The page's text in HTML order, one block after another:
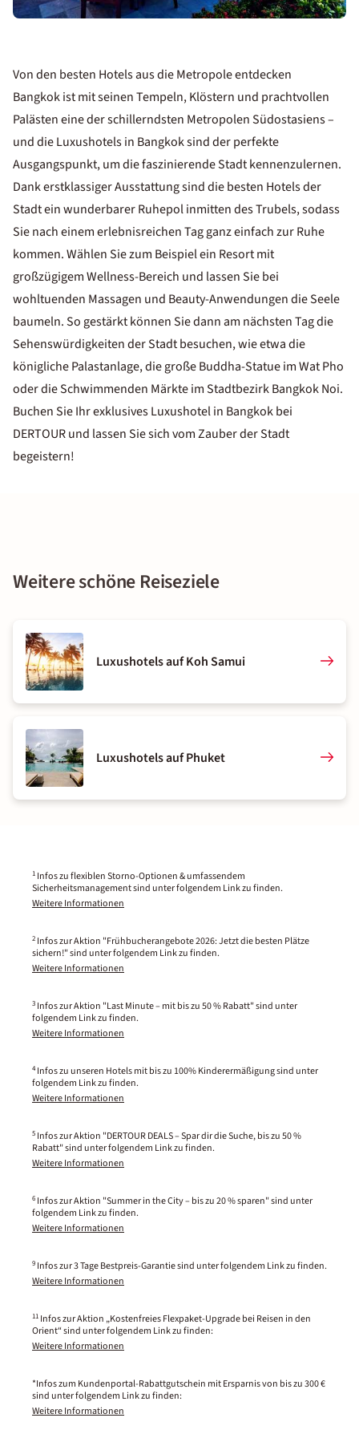
Von den besten Hotels aus die Metropole entdecken
Bangkok ist mit seinen Tempeln, Klöstern und prachtvollen
Palästen eine der schillerndsten Metropolen Südostasiens –
und die Luxushotels in Bangkok sind der perfekte
Ausgangspunkt, um die faszinierende Stadt kennenzulernen.
Dank erstklassiger Ausstattung sind die besten Hotels der
Stadt ein wunderbarer Ruhepol inmitten des Trubels, sodass
Sie nach einem erlebnisreichen Tag ganz einfach zur Ruhe
kommen. Wählen Sie zum Beispiel ein Resort mit
großzügigem Wellness-Bereich und lassen Sie bei
wohltuenden Massagen und Beauty-Anwendungen die Seele
baumeln. So gestärkt können Sie dann am nächsten Tag die
Sehenswürdigkeiten der Stadt besuchen, wie etwa die
königliche Palastanlage, die große Buddha-Statue im Wat Pho
oder die Schwimmenden Märkte im Stadtbezirk Bangkok Noi.
Buchen Sie Ihr exklusives Luxushotel in Bangkok bei
DERTOUR und lassen Sie sich vom Zauber der Stadt
begeistern!
Weitere schöne Reiseziele
Luxushotels auf Koh Samui
Luxushotels auf Phuket
1 Infos zu flexiblen Storno-Optionen & umfassendem
Sicherheitsmanagement sind unter folgendem Link zu finden.
Weitere Informationen
2 Infos zur Aktion "Frühbucherangebote 2026: Jetzt die besten Plätze
sichern!" sind unter folgendem Link zu finden.
Weitere Informationen
3 Infos zur Aktion "Last Minute – mit bis zu 50 % Rabatt" sind unter
folgendem Link zu finden.
Weitere Informationen
4 Infos zu unseren Hotels mit bis zu 100% Kinderermäßigung sind unter
folgendem Link zu finden.
Weitere Informationen
5 Infos zur Aktion "DERTOUR DEALS – Spar dir die Suche, bis zu 50 %
Rabatt" sind unter folgendem Link zu finden.
Weitere Informationen
6 Infos zur Aktion "Summer in the City – bis zu 20 % sparen" sind unter
folgendem Link zu finden.
Weitere Informationen
9 Infos zur 3 Tage Bestpreis-Garantie sind unter folgendem Link zu finden.
Weitere Informationen
11 Infos zur Aktion „Kostenfreies Flexpaket-Upgrade bei Reisen in den
Orient“ sind unter folgendem Link zu finden:
Weitere Informationen
*Infos zum Kundenportal-Rabattgutschein mit Ersparnis von bis zu 300 €
sind unter folgendem Link zu finden:
Weitere Informationen